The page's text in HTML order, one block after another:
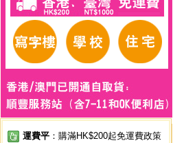
運費平 ：購滿HK$200起免運費政策